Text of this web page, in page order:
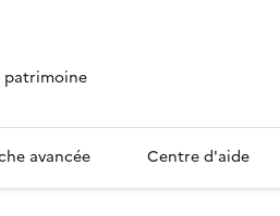
patrimoine
avancée Centre d'aide